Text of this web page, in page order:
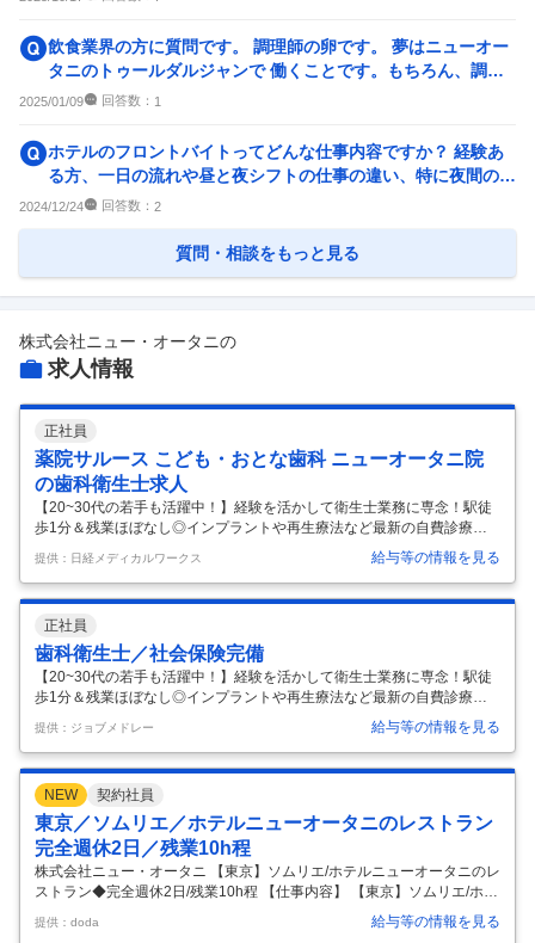
0件 件
飲食業界の方に質問です。 調理師の卵です。 夢はニューオー
タニのトゥールダルジャンで 働くことです。もちろん、調理
師学校卒業して すぐ...
2025/01/09 回答数： 1
ホテルのフロントバイトってどんな仕事内容ですか？ 経験あ
る方、一日の流れや昼と夜シフトの仕事の違い、特に夜間の事
務作業の具体的な内容な...
2024/12/24 回答数： 2
質問・相談をもっと見る
株式会社ニュー・オータニの
求人情報
正社員
薬院サルース こども・おとな歯科 ニューオータニ院
の歯科衛生士求人
【20~30代の若手も活躍中！】経験を活かして衛生士業務に専念！駅徒
歩1分＆残業ほぼなし◎インプラントや再生療法など最新の自費診療も
学べる環境です♪ 仕事内容: 歯科衛生士業務全般 ＊虫歯・歯周病予防のた
めのブラッシング指導等の口腔ケア ＊歯石除去、薬剤塗布 ＊歯科医師の
診療補助 など 特徴: 一般歯科 / 審美歯科 / 矯正歯科 / 小児歯科 / 口腔外科 /
予防歯科 / インプラント / ホワイトニング / ブランク可 / 駅近(5分以内) /
社会保険完備 / 週休2日 / 資格取得支援 / セミナー参加費補助 / 育児支援
あり / 残業ほぼなし / ボーナス・賞与あり / 交通費支給
提供：日経メディカルワークス 給与等の情報を見る
正社員
歯科衛生士／社会保険完備
【20~30代の若手も活躍中！】経験を活かして衛生士業務に専念！駅徒
歩1分＆残業ほぼなし◎インプラントや再生療法など最新の自費診療も
学べる環境です♪ 募集職種: 歯科衛生士 仕事内容: 歯科衛生士業務全般 ＊
虫歯・歯周病予防のためのブラッシング指導等の口腔ケア ＊歯石除去、
薬剤塗布 ＊歯科医師の診療補助 など 資格: ・歯科衛生士免許をお持ちの
方（学歴不問） ・経験１年以上 ※ブランクOK 勤務時間: ＜平日＞9:30～
19:30 休憩120分 ＜土日祝＞9:30～18:30 休憩60分 ＊時間外はほぼあり
ません（月平均5~10時間程度） 変形労働時間制（1ヶ月単位、週40時
間） 休日・休暇:
…
提供：ジョブメドレー 給与等の情報を見る
NEW 契約社員
東京／ソムリエ／ホテルニューオータニのレストラン
完全週休2日／残業10h程
株式会社ニュー・オータニ 【東京】ソムリエ/ホテルニューオータニのレ
ストラン◆完全週休2日/残業10h程 【仕事内容】 【東京】ソムリエ/ホテ
ルニューオータニのレストラン◆完全週休2日/残業10h程 【具体的な仕
事内容】 ～ニューオータニのレストラン◆(月)（火）定休／残業10時間
提供：doda 給与等の情報を見る